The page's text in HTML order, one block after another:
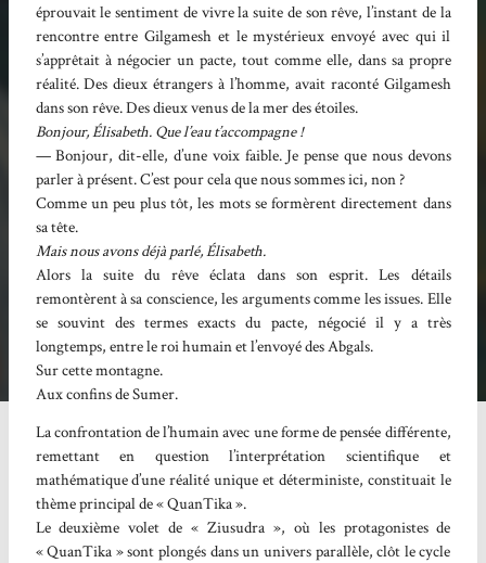
éprouvait le sentiment de vivre la suite de son rêve, l’instant de la
rencontre entre Gilgamesh et le mystérieux envoyé avec qui il
s’apprêtait à négocier un pacte, tout comme elle, dans sa propre
réalité. Des dieux étrangers à l’homme, avait raconté Gilgamesh
dans son rêve. Des dieux venus de la mer des étoiles.
Bonjour, Élisabeth. Que l’eau t’accompagne !
— Bonjour, dit-elle, d’une voix faible. Je pense que nous devons
parler à présent. C’est pour cela que nous sommes ici, non ?
Comme un peu plus tôt, les mots se formèrent directement dans
sa tête.
Mais nous avons déjà parlé, Élisabeth.
Alors la suite du rêve éclata dans son esprit. Les détails
remontèrent à sa conscience, les arguments comme les issues. Elle
se souvint des termes exacts du pacte, négocié il y a très
longtemps, entre le roi humain et l’envoyé des Abgals.
Sur cette montagne.
Aux confins de Sumer.
La confrontation de l’humain avec une forme de pensée différente,
remettant en question l’interprétation scientifique et
mathématique d’une réalité unique et déterministe, constituait le
thème principal de « QuanTika ».
Le deuxième volet de « Ziusudra », où les protagonistes de
« QuanTika » sont plongés dans un univers parallèle, clôt le cycle